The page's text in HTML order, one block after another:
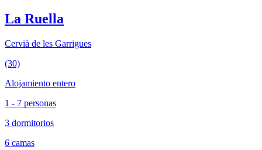
La Ruella
Cervià de les Garrigues
(30)
Alojamiento entero
1 - 7 personas
3 dormitorios
6 camas